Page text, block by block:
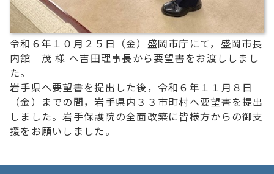
令和６年１０月２５日（金）盛岡市庁にて，盛岡市長
内舘 茂 様 へ吉田理事長から要望書をお渡ししまし
た。
岩手県へ要望書を提出した後，令和６年１１月８日
（金）までの間，岩手県内３３市町村へ要望書を提出
しました。岩手保護院の全面改築に皆様方からの御支
援をお願いしました。